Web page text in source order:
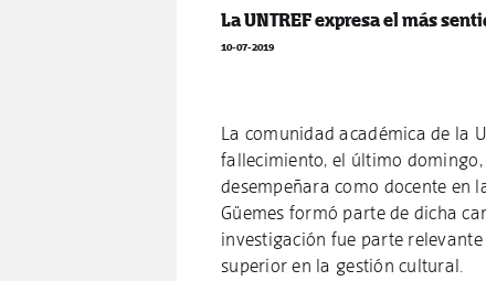
La UNTREF expresa el más
10-07-2019
La comunidad académica de la
fallecimiento, el último domingo,
desempeñara como docente en
Güemes formó parte de dicha
investigación fue parte
superior en la gestión cultural.